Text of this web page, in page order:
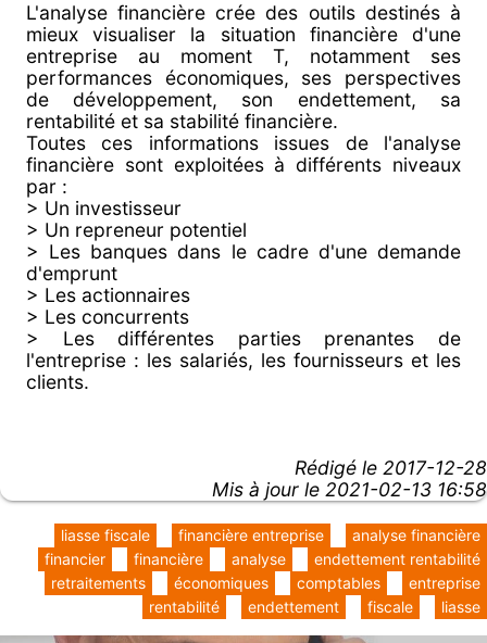
L'analyse financière crée des outils destinés à
mieux visualiser la situation financière d'une
entreprise au moment T, notamment ses
performances économiques, ses perspectives
de développement, son endettement, sa
rentabilité et sa stabilité financière.
Toutes ces informations issues de l'analyse
financière sont exploitées à différents niveaux
par :
> Un investisseur
> Un repreneur potentiel
> Les banques dans le cadre d'une demande
d'emprunt
> Les actionnaires
> Les concurrents
> Les différentes parties prenantes de
l'entreprise : les salariés, les fournisseurs et les
clients.
Rédigé le 2017-12-28
Mis à jour le 2021-02-13 16:58
analyse financière
financière entreprise
liasse fiscale
endettement rentabilité
analyse
financière
financier
entreprise
comptables
économiques
retraitements
liasse
fiscale
endettement
rentabilité